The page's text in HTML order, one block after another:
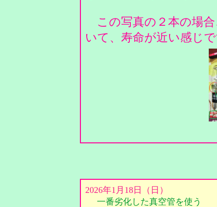
この写真の２本の場
いて、寿命が近い感じ
2026年1月18日（日）
一番劣化した真空管を使う